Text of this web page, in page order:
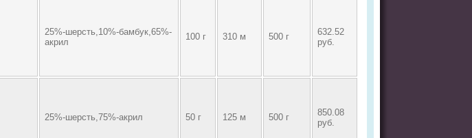
25%-шерсть,10%-бамбук,65%-
акрил
100 г 310 м 500 г
632.52
руб.
25%-шерсть,75%-акрил 50 г 125 м 500 г
850.08
руб.